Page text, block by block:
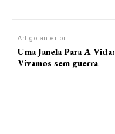
Artigo anterior
Uma Janela Para A Vida:
Vivamos sem guerra